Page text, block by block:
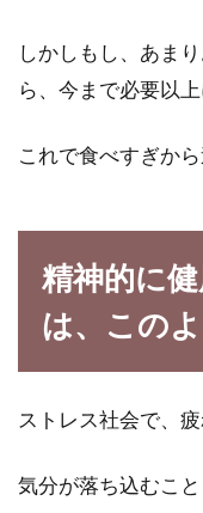
しかしもし、あま
ら、今まで必要以
これで食べすぎか
精神的に
は、この
ストレス社会で、
気分が落ち込むこと